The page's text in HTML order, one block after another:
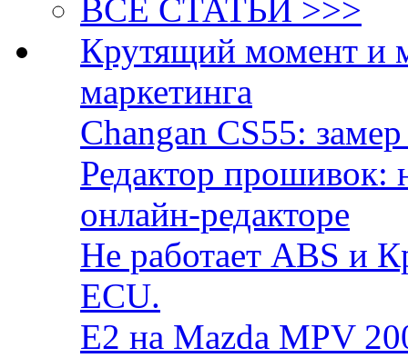
ВСЕ СТАТЬИ >>>
Крутящий момент и
маркетинга
Changan CS55:
Редактор прошивок:
онлайн-редакторе
Не работает ABS и
ECU.
E2 на Mazda MPV